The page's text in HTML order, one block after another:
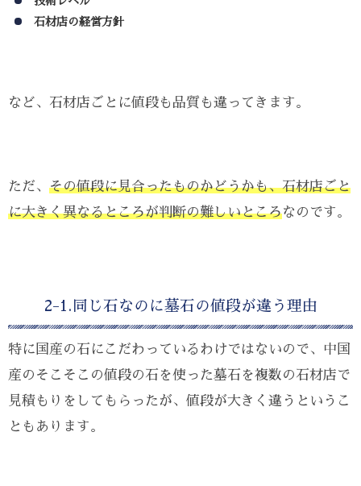
石材店の経営方針
など、石材店ごとに値段も品質も違ってきます。
ただ、 その値段に見合ったものかどうかも、石材店ごと
に大きく異なるところが判断の難しいところなのです。
2-1.同じ石なのに墓石の値段が違う理由
特に国産の石にこだわっているわけではないので、中国
産のそこそこの値段の石を使った墓石を複数の石材店で
見積もりをしてもらったが、値段が大きく違うというこ
ともあります。